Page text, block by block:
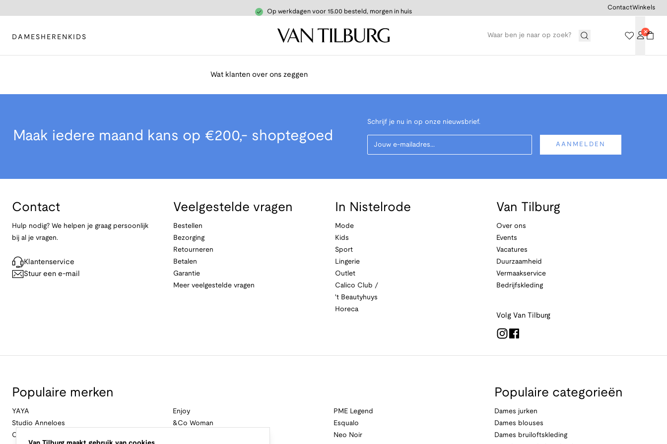
Op werkdagen voor 15.00 besteld, morgen in huis
DAMES HEREN KIDS
ContactWinkels
Wat klanten over ons zeggen
Maak iedere maand kans op €200,- shoptegoed
Schrijf je nu in op onze nieuwsbrief.
Your Email
AANMELDEN
Contact
Hulp nodig? We helpen je graag persoonlijk
bij al je vragen.
Klantenservice
Stuur een e-mail
Veelgestelde vragen
Bestellen
Bezorging
Retourneren
Betalen
Garantie
Meer veelgestelde vragen
In Nistelrode
Mode
Kids
Sport
Lingerie
Outlet
Calico Club /
't Beautyhuys
Horeca
Van Tilburg
Over ons
Events
Vacatures
Duurzaamheid
Vermaakservice
Bedrijfskleding
Volg Van Tilburg
Populaire merken
YAYA
Studio Anneloes
Cambio
Enjoy
&Co Woman
PME Legend
Esqualo
Neo Noir
Populaire categorieën
Dames jurken
Dames blouses
Dames bruiloftskleding